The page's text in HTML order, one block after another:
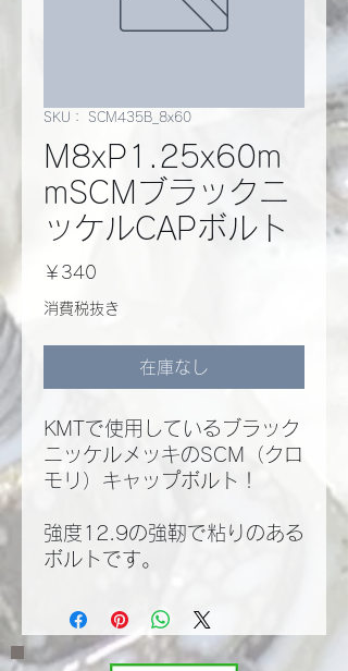
SKU： SCM435B_8x60
M8xP1.25x60m
mSCMブラックニ
ッケルCAPボルト
￥340
格
消費税抜き
在庫なし
KMTで使用しているブラック
ニッケルメッキのSCM（クロ
モリ）キャップボルト！
強度12.9の強靭で粘りのある
ボルトです。